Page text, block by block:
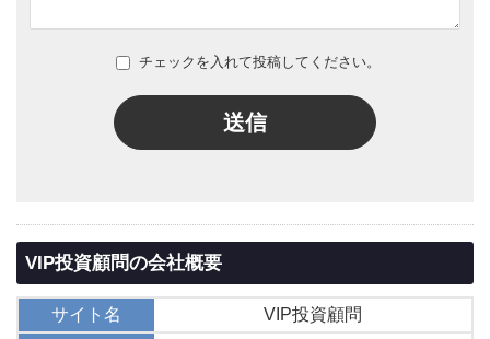
チェックを入れて投稿してください。
送信
VIP投資顧問の会社概要
サイト名
VIP投資顧問